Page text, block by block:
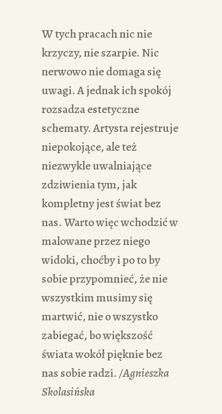
W tych pracach nic nie
krzyczy, nie szarpie. Nic
nerwowo nie domaga się
uwagi. A jednak ich spokój
rozsadza estetyczne
schematy. Artysta rejestruje
niepokojące, ale też
niezwykle uwalniające
zdziwienia tym, jak
kompletny jest świat bez
nas. Warto więc wchodzić w
malowane przez niego
widoki, choćby i po to by
sobie przypomnieć, że nie
wszystkim musimy się
martwić, nie o wszystko
zabiegać, bo większość
świata wokół pięknie bez
nas sobie radzi./Agnieszka
Skolasińska